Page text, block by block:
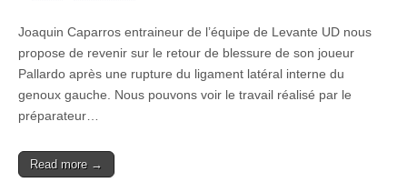
Joaquin Caparros entraineur de l’équipe de Levante UD nous
propose de revenir sur le retour de blessure de son joueur
Pallardo après une rupture du ligament latéral interne du
genoux gauche. Nous pouvons voir le travail réalisé par le
préparateur…
Read more →